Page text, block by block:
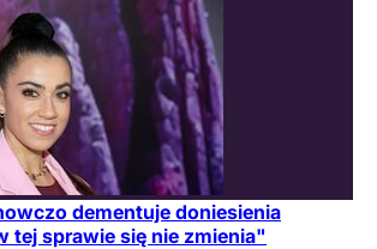
dementuje doniesienia
tej sprawie się nie zmienia"